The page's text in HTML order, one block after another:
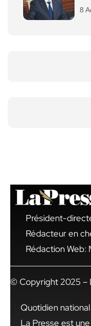
8
Président-
Rédacteur en
Rédaction Web:
© Copyright 2025 –
Quotidien
La Presse est